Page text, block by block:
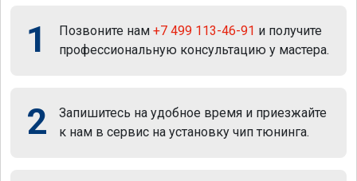
1 Позвоните нам +7 499 113-46-91 и получите
профессиональную консультацию у мастера.
2
Запишитесь на удобное время и приезжайте
к нам в сервис на установку чип тюнинга.